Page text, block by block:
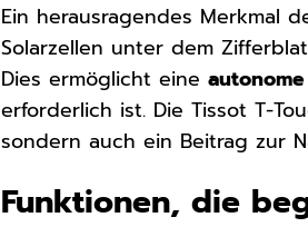
Ein herausragendes Merkmal
Solarzellen unter dem
Dies ermöglicht eine
erforderlich ist. Die Tissot T-
sondern auch ein Beitrag zur
Funktionen, die